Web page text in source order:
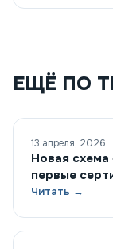
ЕЩЁ ПО
13 апреля, 2026
Новая схема
первые
Читать →